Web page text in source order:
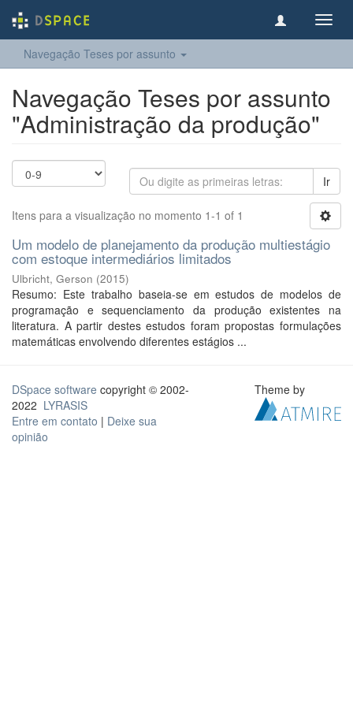
Navegação Teses por assunto
Navegação Teses por assunto
"Administração da produção"
Ir
Itens para a visualização no momento 1-1 of 1
Um modelo de planejamento da produção multiestágio
com estoque intermediários limitados
Ulbricht, Gerson (2015)
Resumo: Este trabalho baseia-se em estudos de modelos de
programação e sequenciamento da produção existentes na
literatura. A partir destes estudos foram propostas formulações
matemáticas envolvendo diferentes estágios ...
DSpace software copyright © 2002-
2022 LYRASIS
Entre em contato | Deixe sua
opinião
Theme by